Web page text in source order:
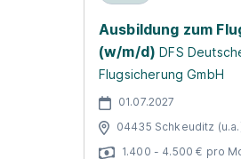
Ausbildung zum
(w/m/d) DFS
Flugsicherung GmbH
01.07.2027
04435 Schkeuditz
1.400 - 4.500 € pro